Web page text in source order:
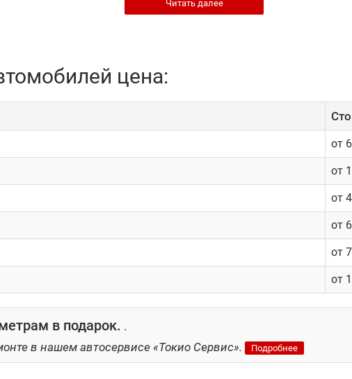
двигателями имеют ряд конструктивных особенностей,
средств с бензиновыми ДВС ремонт дизельных
предупреждают сотрудники «Токио Сервиса».
по ремонту дизельных
ремонта дизельных автомобилей является восстановление
услуги по ремонту и обслуживанию сажевых фильтров.
ремонта дизеля:
дизельного топлива для заправки;
моторного масла;
эксплуатации дизельного двигателя;
обслуживанию силового агрегата.
Читать далее
цена:
от
от
от
от
от
от
в подарок. .
в нашем автосервисе «Токио Сервис». Подробнее